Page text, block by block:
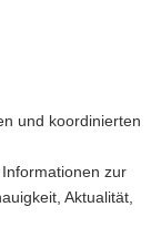
und koordinierten
zur
Aktualität,